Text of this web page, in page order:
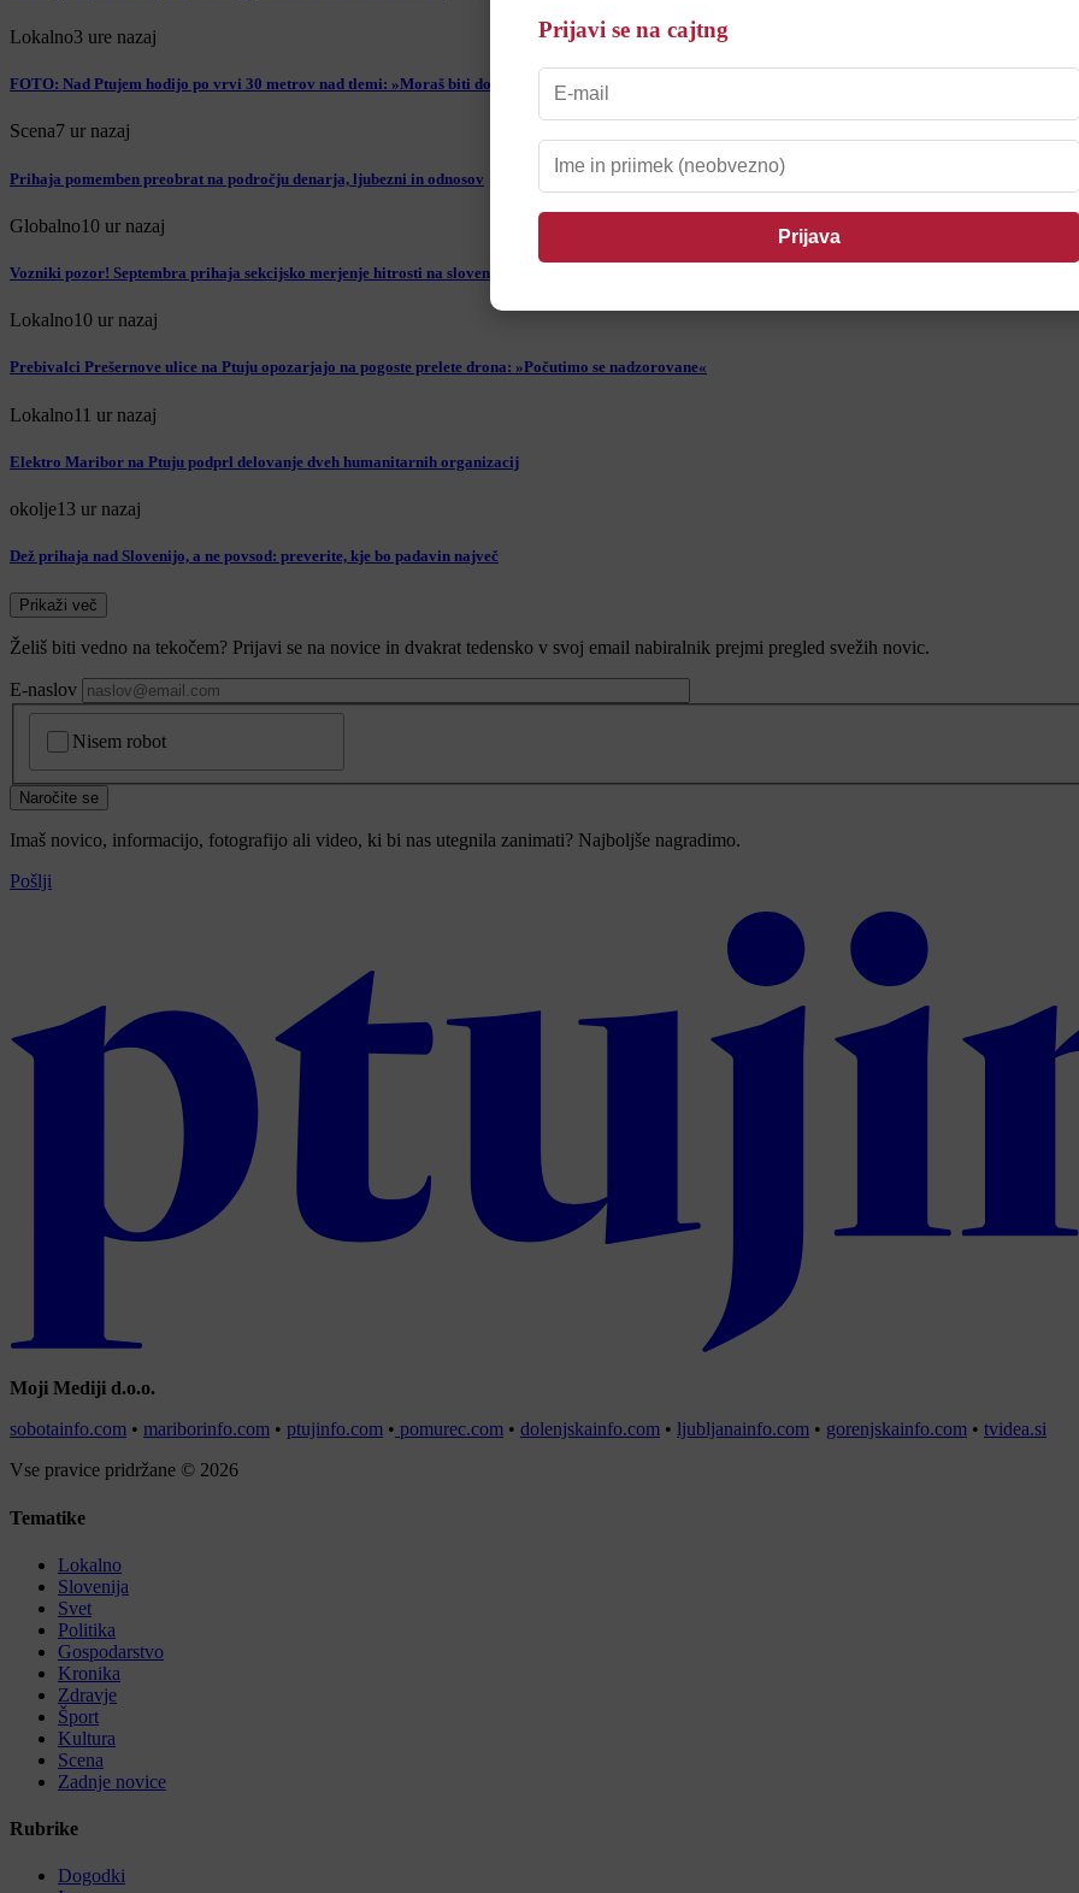
Lokalno3 ure nazaj
FOTO: Nad Ptujem hodijo po vrvi 30 metrov nad tlemi: »Moraš biti dovolj čuden, da to počneš«
Scena7 ur nazaj
Prihaja pomemben preobrat na področju denarja, ljubezni in odnosov
Globalno10 ur nazaj
Vozniki pozor! Septembra prihaja sekcijsko merjenje hitrosti na slovenskih avtocestnih odsekih
Lokalno10 ur nazaj
Prebivalci Prešernove ulice na Ptuju opozarjajo na pogoste prelete drona: »Počutimo se nadzorovane«
Lokalno11 ur nazaj
Elektro Maribor na Ptuju podprl delovanje dveh humanitarnih organizacij
okolje13 ur nazaj
Dež prihaja nad Slovenijo, a ne povsod: preverite, kje bo padavin največ
Prikaži več
Želiš biti vedno na tekočem? Prijavi se na novice in dvakrat tedensko v svoj email nabiralnik prejmi pregled svežih novic.
E-naslov
Nisem robot
Naročite se
Imaš novico, informacijo, fotografijo ali video, ki bi nas utegnila zanimati? Najboljše nagradimo.
Pošlji
Moji Mediji d.o.o.
sobotainfo.com • mariborinfo.com • ptujinfo.com • pomurec.com • dolenjskainfo.com • ljubljanainfo.com • gorenjskainfo.com • tvidea.si
Vse pravice pridržane © 2026
Tematike
Lokalno
Slovenija
Svet
Politika
Gospodarstvo
Kronika
Zdravje
Šport
Kultura
Scena
Zadnje novice
Rubrike
Dogodki
Prijavi se na cajtng